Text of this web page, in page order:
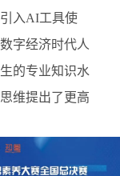
入AI工具使
字经济时代人
的专业知识水
维提出了更高